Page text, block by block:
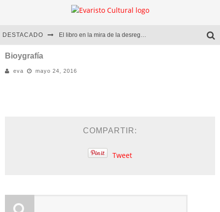
DESTACADO El libro en la mira de la desregulación
Diego Meret | Hotel Acapulco
Bioygrafía
eva mayo 24, 2016
COMPARTIR:
Tweet